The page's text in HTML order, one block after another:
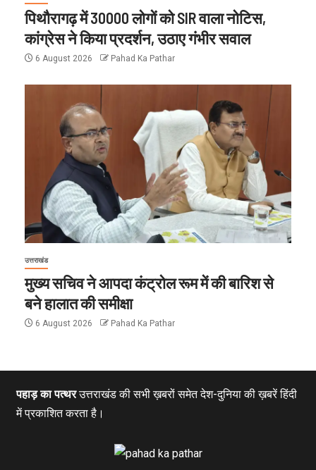
पिथौरागढ़ में 30000 लोगों को SIR वाला नोटिस,
कांग्रेस ने किया प्रदर्शन, उठाए गंभीर सवाल
6 August 2026 Pahad Ka Pathar
उत्तराखंड
मुख्य सचिव ने आपदा कंट्रोल रूम में की बारिश से
बने हालात की समीक्षा
6 August 2026 Pahad Ka Pathar
पहाड़ का पत्थरउत्तराखंड की सभी ख़बरों समेत देश-दुनिया की ख़बरें हिंदी
में प्रकाशित करता है।